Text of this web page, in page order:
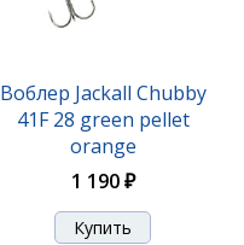
Воблер Jackall Chubby
41F 28 green pellet
orange
1 190 ₽